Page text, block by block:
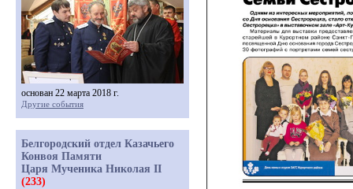
основан 22 марта 2018 г.
Другие события
Белгородский отдел Казачьего
Конвоя Памяти
Царя Мученика Николая II
(233)